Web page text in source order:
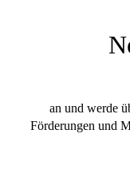
an und werde
Förderungen und